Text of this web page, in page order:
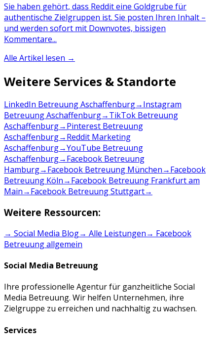
Sie haben gehört, dass Reddit eine Goldgrube für
authentische Zielgruppen ist. Sie posten Ihren Inhalt –
und werden sofort mit Downvotes, bissigen
Kommentare...
Alle Artikel lesen →
Weitere Services & Standorte
LinkedIn Betreuung Aschaffenburg→Instagram
Betreuung Aschaffenburg→TikTok Betreuung
Aschaffenburg→Pinterest Betreuung
Aschaffenburg→Reddit Marketing
Aschaffenburg→YouTube Betreuung
Aschaffenburg→Facebook Betreuung
Hamburg→Facebook Betreuung München→Facebook
Betreuung Köln→Facebook Betreuung Frankfurt am
Main→Facebook Betreuung Stuttgart→
Weitere Ressourcen:
→ Social Media Blog→ Alle Leistungen→ Facebook
Betreuungallgemein
Social Media Betreuung
Ihre professionelle Agentur für ganzheitliche Social
Media Betreuung. Wir helfen Unternehmen, ihre
Zielgruppe zu erreichen und nachhaltig zu wachsen.
Services